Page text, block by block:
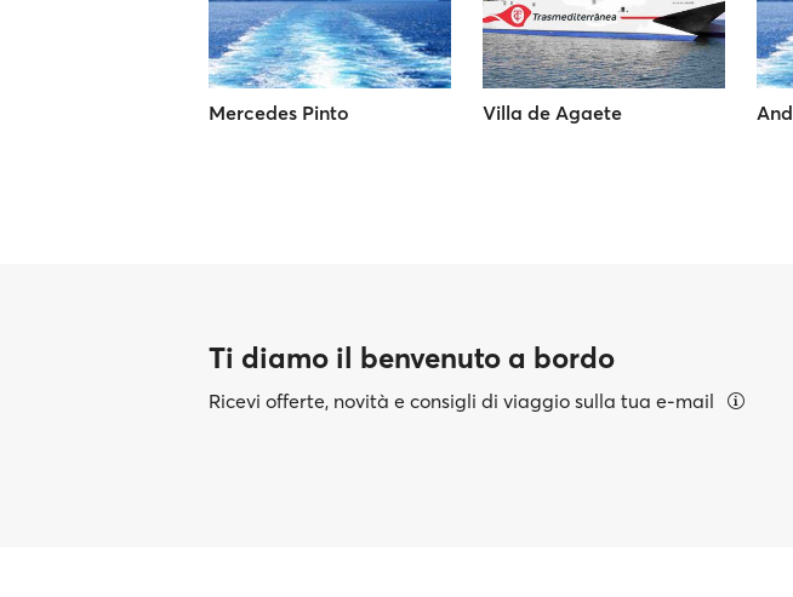
Mercedes Pinto Villa de Agaete
Ti diamo il benvenuto a bordo
Ricevi offerte, novità e consigli di viaggio sulla tua e-mail